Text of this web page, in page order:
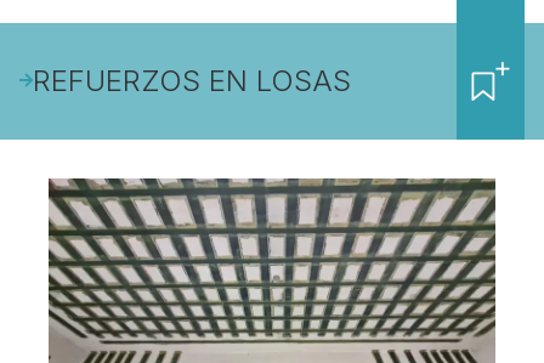
REFUERZOS EN LOSAS